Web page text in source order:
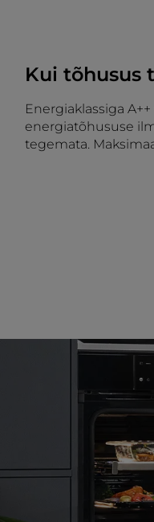
Kui tõhusus
Energiaklassiga
energiatõhususe
tegemata.